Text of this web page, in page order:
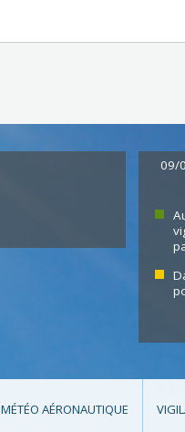
09/
MÉTÉO AÉRONAUTIQUE